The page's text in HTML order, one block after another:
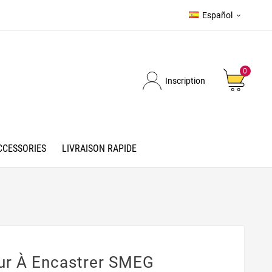
Español 
Inscription
0
LIVRAISON RAPIDE
À Encastrer SMEG